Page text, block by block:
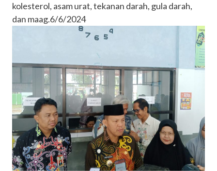
kolesterol, asam urat, tekanan darah, gula darah,
dan maag.6/6/2024